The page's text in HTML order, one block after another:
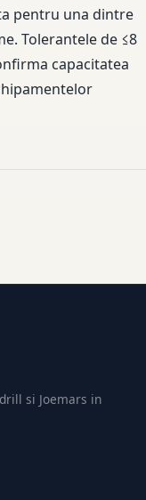
pentru una dintre
Tolerantele de ≤8
capacitatea
si Joemars in